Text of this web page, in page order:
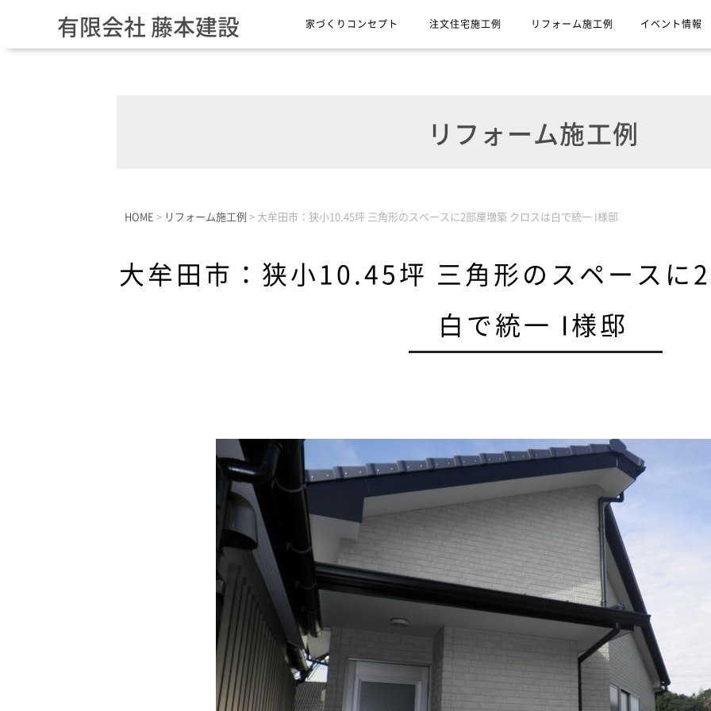
有限会社 藤本建設 家づくりコンセプト 注文住宅施工例 リフォーム施工例 イベント情報
リフォーム施工例
HOME > リフォーム施工例 > 大牟田市：狭小10.45坪 三角形のスペースに2部屋増築 クロスは白で統一 I様邸
大牟田市：狭小10.45坪 三角形のスペースに
白で統一 I様邸